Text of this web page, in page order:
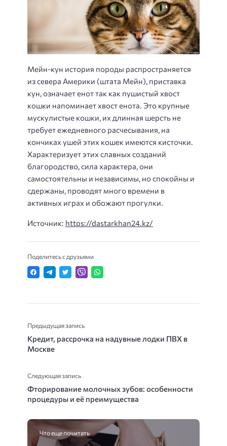
Мейн-кун история породы распространяется
из севера Америки (штата Мейн), приставка
кун, означает енот так как пушистый хвост
кошки напоминает хвост енота. Это крупные
мускулистые кошки, их длинная шерсть не
требует ежедневного расчесывания, на
кончиках ушей этих кошек имеются кисточки.
Характеризует этих славных созданий
благородство, сила характера, они
самостоятельны и независимы, но спокойны и
сдержаны, проводят много времени в
активных играх и обожают прогулки.
Источник: https://dastarkhan24.kz/
Поделитесь с друзьями
Предыдущая запись
Кредит, рассрочка на надувные лодки ПВХ в
Москве
Следующая запись
Фторирование молочных зубов: особенности
процедуры и её преимущества
Что еще почитать